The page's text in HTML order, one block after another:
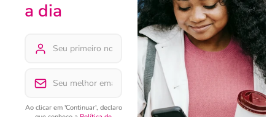
a dia
Ao clicar em 'Continuar', declaro